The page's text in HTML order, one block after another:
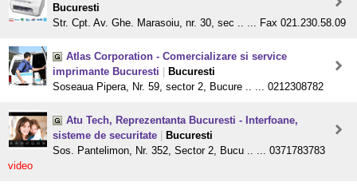
Bucuresti
Str. Cpt. Av. Ghe. Marasoiu, nr. 30, sec .. ... Fax 021.230.58.09
Atlas Corporation - Comercializare si service
imprimante Bucuresti
Bucuresti
Soseaua Pipera, Nr. 59, sector 2, Bucure .. ... 0212308782
Atu Tech, Reprezentanta Bucuresti - Interfoane,
sisteme de securitate
Bucuresti
Sos. Pantelimon, Nr. 352, Sector 2, Bucu .. ... 0371783783
video